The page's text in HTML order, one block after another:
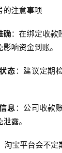
的注意事项
确 ：在绑定收款
响资金到账。
态 ：建议定期
息 ：公司收款
露。
淘宝平台会不